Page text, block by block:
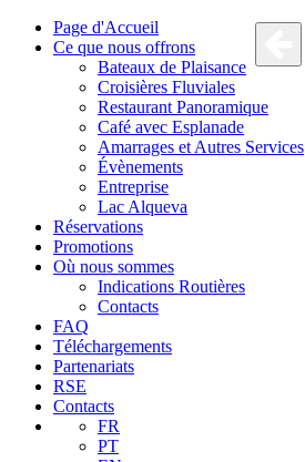
Page d'Accueil
Ce que nous offrons
Bateaux de Plaisance
Croisières Fluviales
Restaurant Panoramique
Café avec Esplanade
Amarrages et Autres Services
Évènements
Entreprise
Lac Alqueva
Réservations
Promotions
Où nous sommes
Indications Routières
Contacts
FAQ
Téléchargements
Partenariats
RSE
Contacts
FR
PT